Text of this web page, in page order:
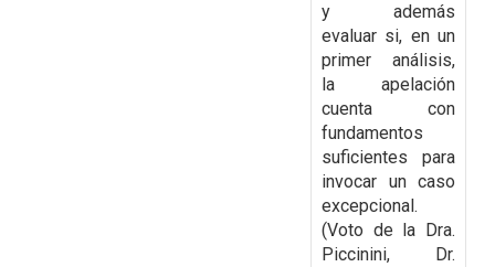
y además
evaluar si, en un
primer análisis,
la apelación
cuenta con
fundamentos
suficientes para
invocar un caso
excepcional.
(Voto de la Dra.
Piccinini, Dr.